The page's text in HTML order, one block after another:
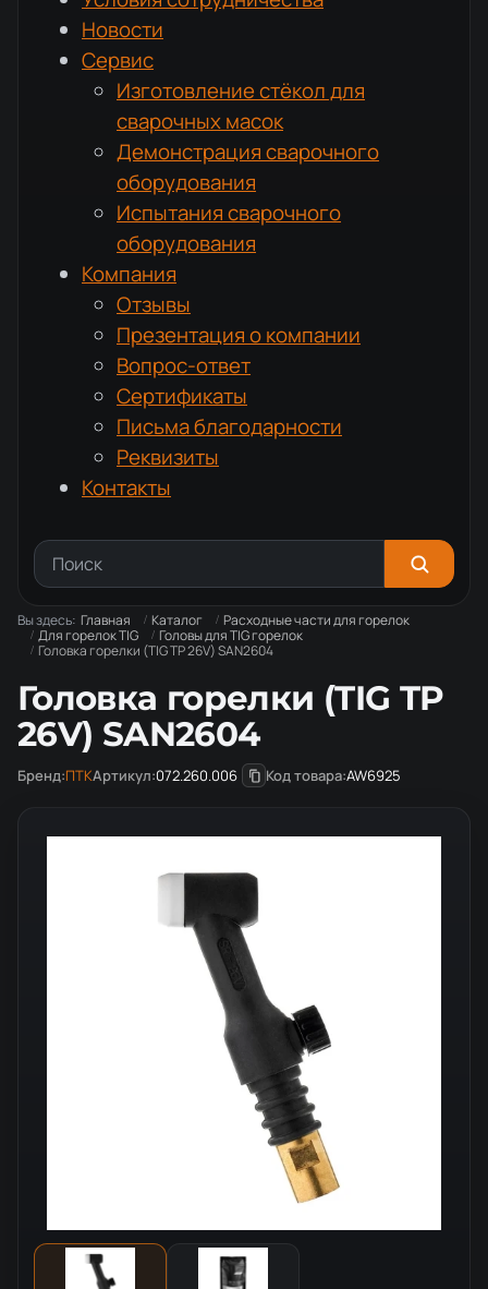
Новости
Сервис
Изготовление стёкол для
сварочных масок
Демонстрация сварочного
оборудования
Испытания сварочного
оборудования
Компания
Отзывы
Презентация о компании
Вопрос-ответ
Сертификаты
Письма благодарности
Реквизиты
Контакты
Вы здесь: Главная Каталог
Расходные части для горелок
Для горелок TIG
Головы для TIG горелок
Головка горелки (TIG TP 26V) SAN2604
Головка горелки (TIG TP
26V) SAN2604
Бренд:ПТКАртикул:072.260.006 Код товара:AW6925